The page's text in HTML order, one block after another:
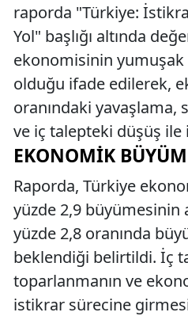
raporda "Türkiye:
Yol" başlığı altında
ekonomisinin
olduğu ifade edilerek,
oranındaki yavaşlama,
ve iç talepteki düşüş
EKONOMIK
Raporda, Türkiye
yüzde 2,9 büyümesinin
yüzde 2,8 oranında
beklendiği belirtildi. İç
toparlanmanın ve
istikrar sürecine